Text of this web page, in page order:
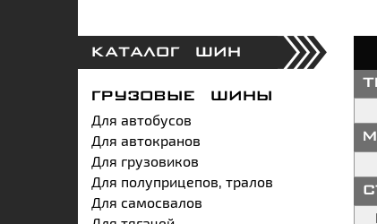
КАТАЛОГ ШИН
ГРУЗОВЫЕ ШИНЫ
Для автобусов
Для автокранов
Для грузовиков
Для полуприцепов, тралов
Для самосвалов